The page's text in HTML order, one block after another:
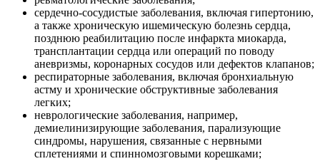
сердечно-сосудистые заболевания, включая гипертонию,
а также хроническую ишемическую болезнь сердца,
позднюю реабилитацию после инфаркта миокарда,
трансплантации сердца или операций по поводу
аневризмы, коронарных сосудов или дефектов клапанов;
респираторные заболевания, включая бронхиальную
астму и хронические обструктивные заболевания
легких;
неврологические заболевания, например,
демиелинизирующие заболевания, парализующие
синдромы, нарушения, связанные с нервными
сплетениями и спинномозговыми корешками;